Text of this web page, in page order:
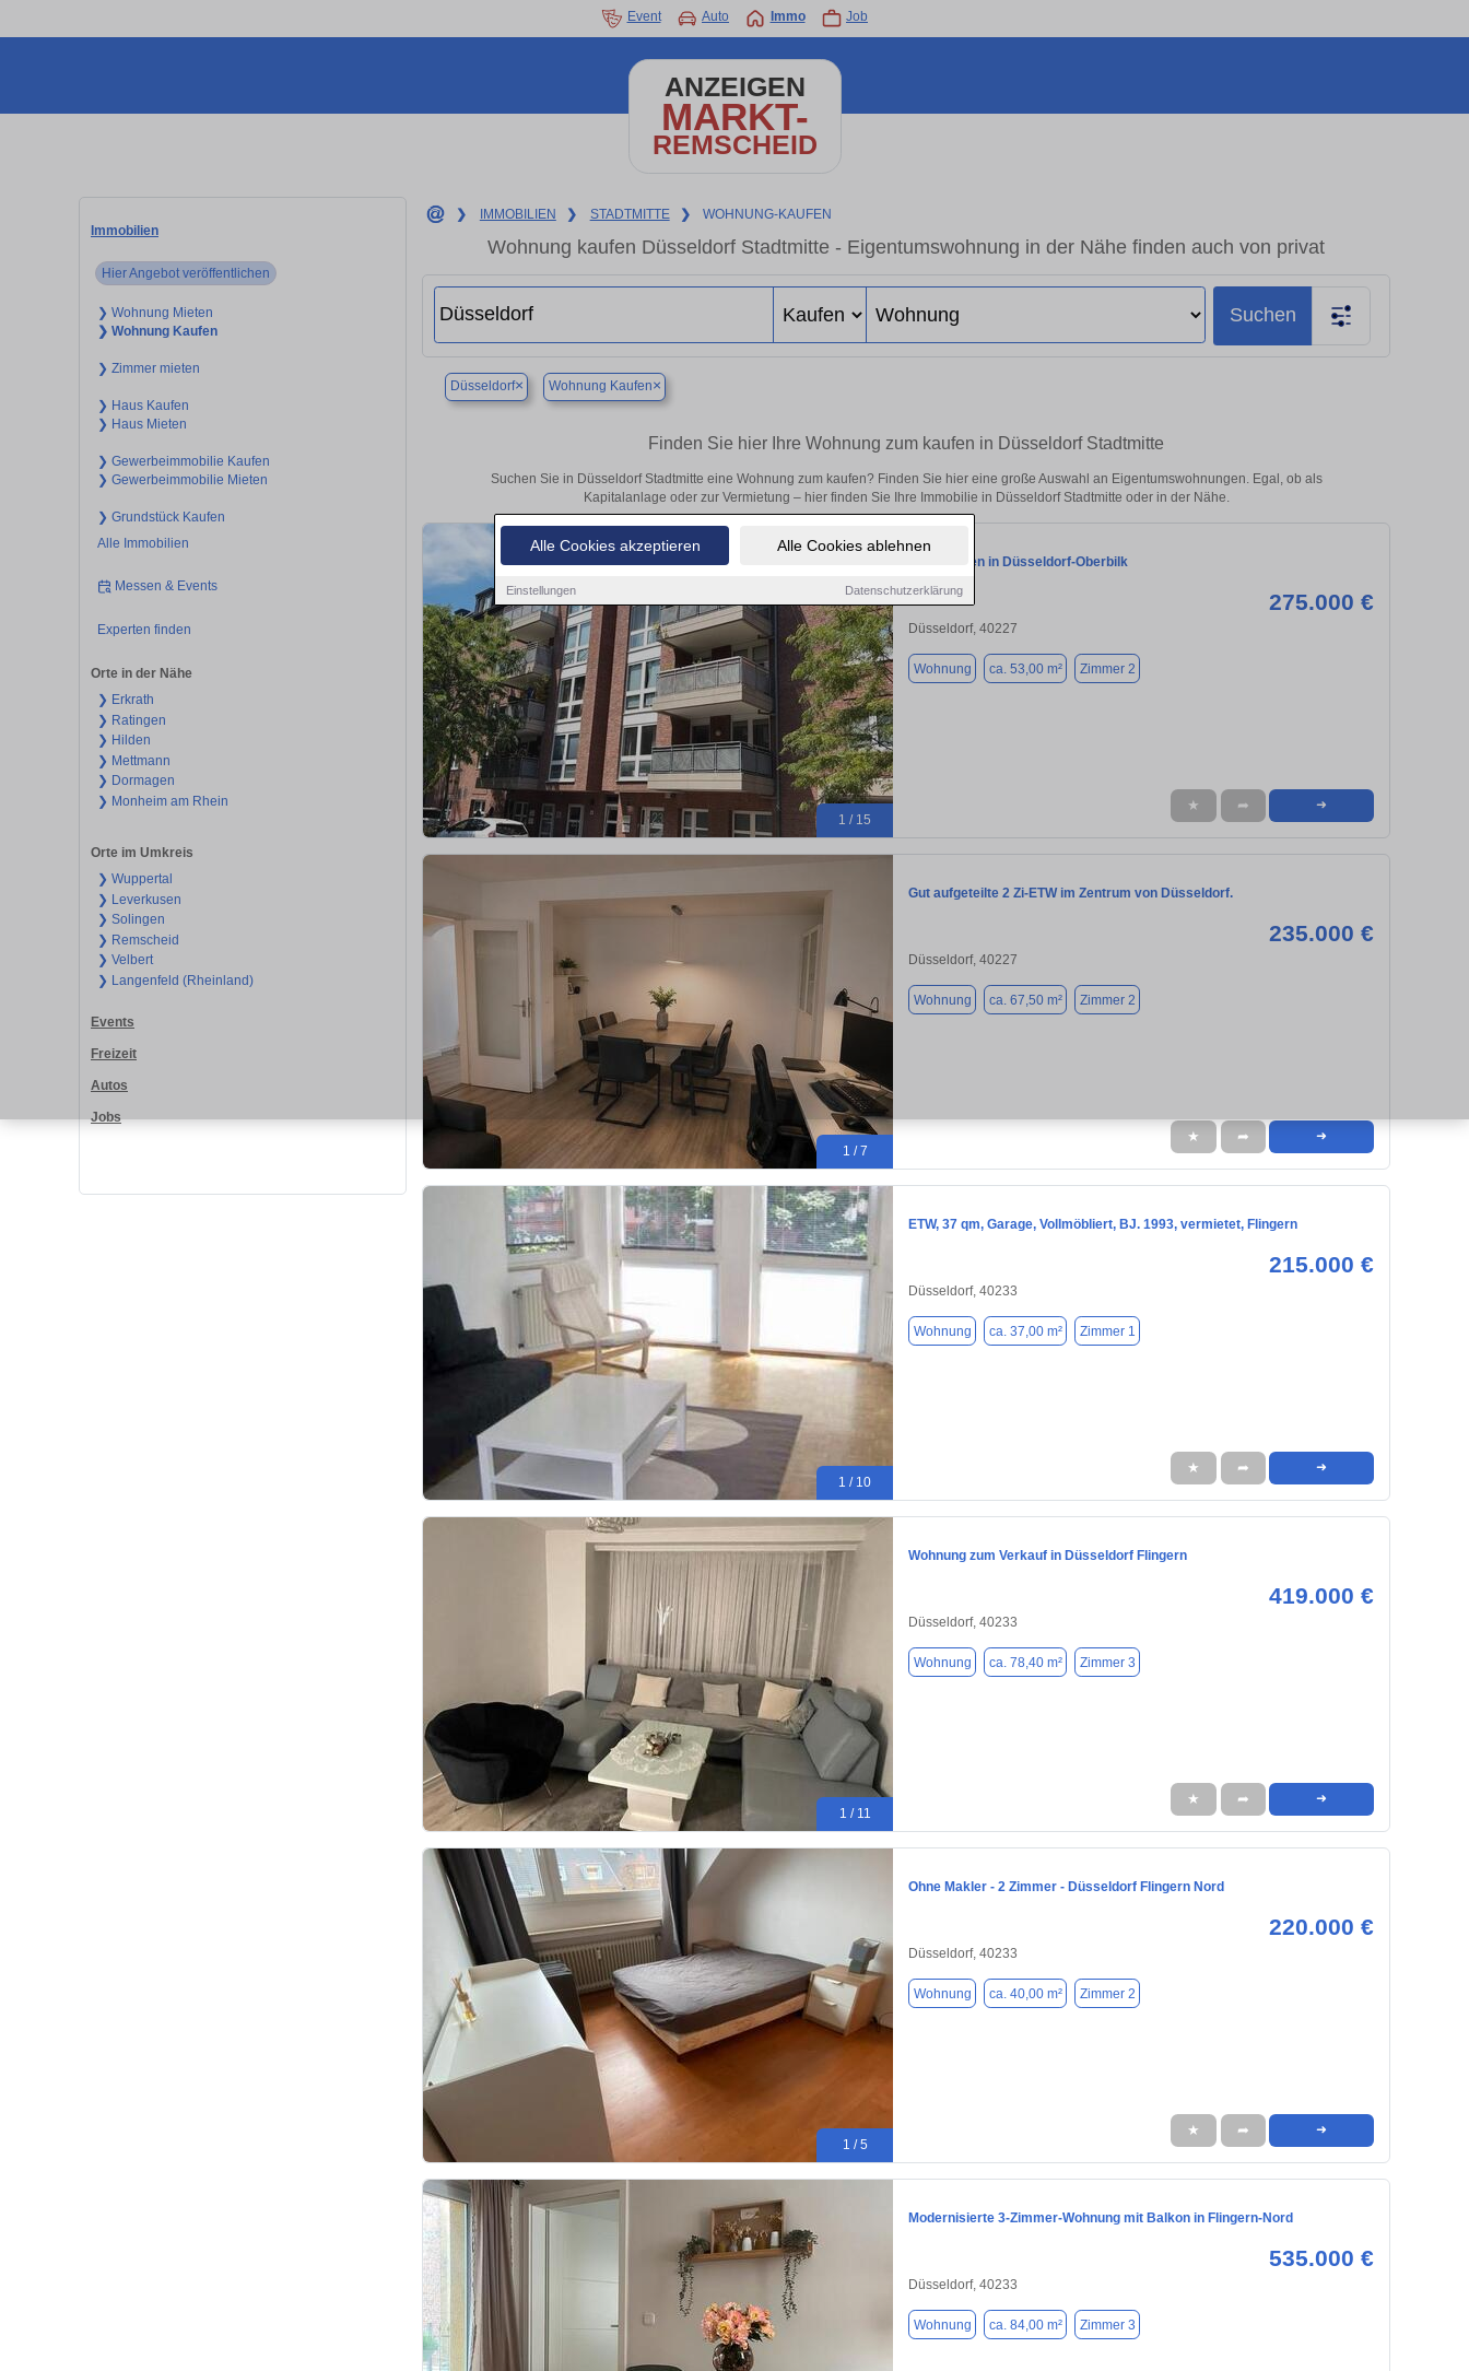
Alle Cookies akzeptieren Alle Cookies ablehnen
Einstellungen Datenschutzerklärung
Event Auto Immo Job
ANZEIGEN
MARKT-
REMSCHEID
Immobilien
Hier Angebot veröffentlichen
❯ Wohnung Mieten
❯ Wohnung Kaufen
❯ Zimmer mieten
❯ Haus Kaufen
❯ Haus Mieten
❯ Gewerbeimmobilie Kaufen
❯ Gewerbeimmobilie Mieten
❯ Grundstück Kaufen
Alle Immobilien
Messen & Events
Experten finden
Orte in der Nähe
❯ Erkrath
❯ Ratingen
❯ Hilden
❯ Mettmann
❯ Dormagen
❯ Monheim am Rhein
Orte im Umkreis
❯ Wuppertal
❯ Leverkusen
❯ Solingen
❯ Remscheid
❯ Velbert
❯ Langenfeld (Rheinland)
Events
Freizeit
Autos
Jobs
❯ IMMOBILIEN ❯ STADTMITTE ❯ WOHNUNG-KAUFEN
Wohnung kaufen Düsseldorf Stadtmitte - Eigentumswohnung in der Nähe finden auch von privat
Suchen
Düsseldorf× Wohnung Kaufen×
Finden Sie hier Ihre Wohnung zum kaufen in Düsseldorf Stadtmitte
Suchen Sie in Düsseldorf Stadtmitte eine Wohnung zum kaufen? Finden Sie hier eine große Auswahl an Eigentumswohnungen. Egal, ob als
Kapitalanlage oder zur Vermietung – hier finden Sie Ihre Immobilie in Düsseldorf Stadtmitte oder in der Nähe.
1 / 15
Willkommen in Düsseldorf-Oberbilk
275.000 €
Düsseldorf, 40227
Wohnung ca. 53,00 m² Zimmer 2
★ ➦ ➜
1 / 7
Gut aufgeteilte 2 Zi-ETW im Zentrum von Düsseldorf.
235.000 €
Düsseldorf, 40227
Wohnung ca. 67,50 m² Zimmer 2
★ ➦ ➜
1 / 10
ETW, 37 qm, Garage, Vollmöbliert, BJ. 1993, vermietet, Flingern
215.000 €
Düsseldorf, 40233
Wohnung ca. 37,00 m² Zimmer 1
★ ➦ ➜
1 / 11
Wohnung zum Verkauf in Düsseldorf Flingern
419.000 €
Düsseldorf, 40233
Wohnung ca. 78,40 m² Zimmer 3
★ ➦ ➜
1 / 5
Ohne Makler - 2 Zimmer - Düsseldorf Flingern Nord
220.000 €
Düsseldorf, 40233
Wohnung ca. 40,00 m² Zimmer 2
★ ➦ ➜
Modernisierte 3-Zimmer-Wohnung mit Balkon in Flingern-Nord
535.000 €
Düsseldorf, 40233
Wohnung ca. 84,00 m² Zimmer 3